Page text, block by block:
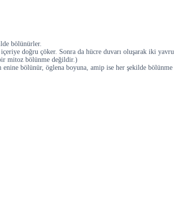
bölünürler.
doğru çöker. Sonra da hücre duvarı oluşarak iki
mitoz bölünme değildir.)
bölünür, öglena boyuna, amip ise her şekilde